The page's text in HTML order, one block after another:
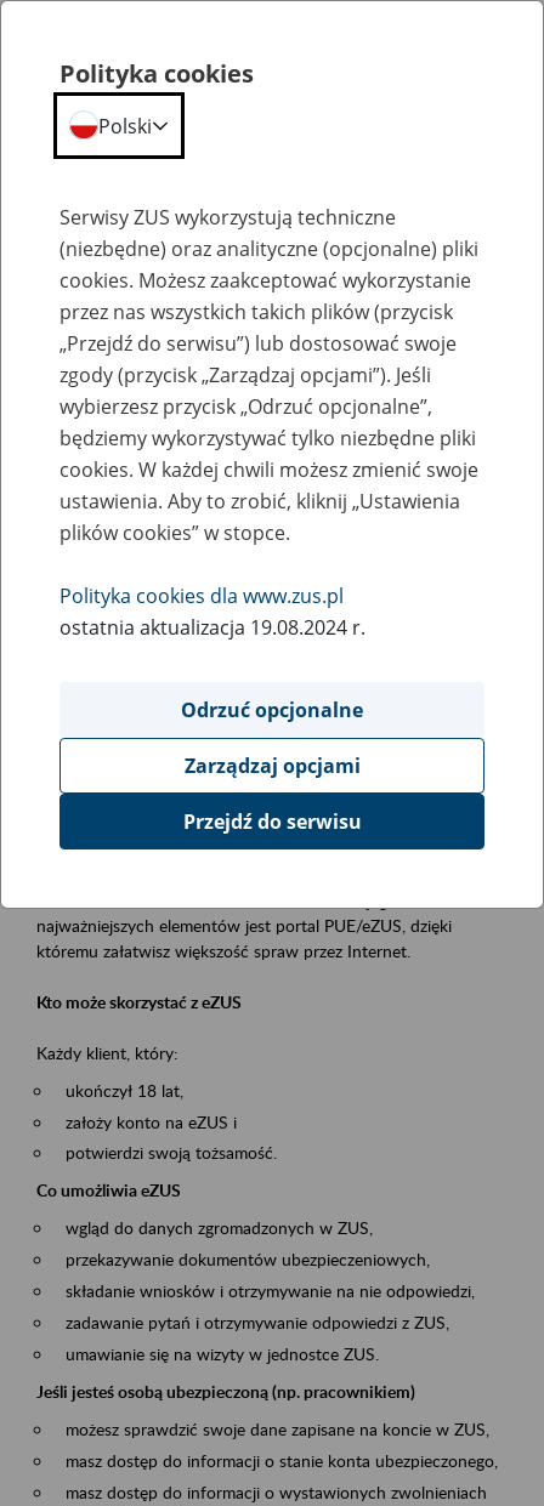
Szkolenia
Zaproś ZUS do siebie - zakładanie profili
eZUS w siedzibie Twojej firmy
Rodzaj wydarzenia
Szkolenia
Obszar merytoryczny
obsługa klientów
Opis wydarzenia
Platforma Usług Elektronicznych ZUS eZUS
najważniejszych elementów jest portal PUE/eZUS, dzięki
któremu załatwisz większość spraw przez Internet.
Kto może skorzystać z eZUS
Każdy klient, który:
ukończył 18 lat,
założy konto na eZUS i
potwierdzi swoją tożsamość.
Co umożliwia eZUS
wgląd do danych zgromadzonych w ZUS,
przekazywanie dokumentów ubezpieczeniowych,
składanie wniosków i otrzymywanie na nie odpowiedzi,
zadawanie pytań i otrzymywanie odpowiedzi z ZUS,
umawianie się na wizyty w jednostce ZUS.
Jeśli jesteś osobą ubezpieczoną (np. pracownikiem)
możesz sprawdzić swoje dane zapisane na koncie w ZUS,
masz dostęp do informacji o stanie konta ubezpieczonego,
masz dostęp do informacji o wystawionych zwolnieniach
Polityka cookies
Polski
Serwisy ZUS wykorzystują techniczne
(niezbędne) oraz analityczne (opcjonalne) pliki
cookies. Możesz zaakceptować wykorzystanie
przez nas wszystkich takich plików (przycisk
„Przejdź do serwisu”) lub dostosować swoje
zgody (przycisk „Zarządzaj opcjami”). Jeśli
wybierzesz przycisk „Odrzuć opcjonalne”,
będziemy wykorzystywać tylko niezbędne pliki
cookies. W każdej chwili możesz zmienić swoje
ustawienia. Aby to zrobić, kliknij „Ustawienia
plików cookies” w stopce.
Polityka cookies dla www.zus.pl
ostatnia aktualizacja 19.08.2024 r.
Odrzuć opcjonalne
Zarządzaj opcjami
Przejdź do serwisu